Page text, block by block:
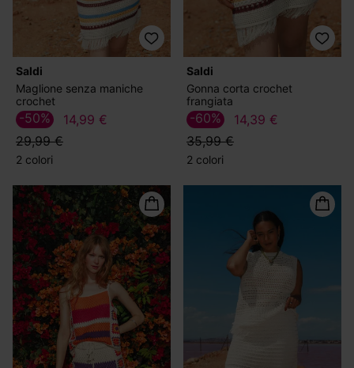
Saldi
Maglione senza maniche
crochet
14,99 €
29,99 €
-50%
2 colori
Saldi
Gonna corta crochet
frangiata
14,39 €
35,99 €
-60%
2 colori